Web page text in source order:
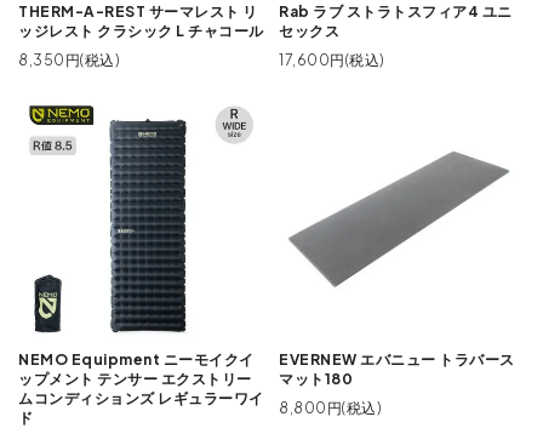
THERM-A-REST サーマレスト リ
ッジレスト クラシック L チャコール
8,350円(税込)
Rab ラブ ストラトスフィア4 ユニ
セックス
17,600円(税込)
NEMO Equipment ニーモイクイ
ップメント テンサー エクストリー
ムコンディションズ レギュラーワイ
ド
EVERNEW エバニュー トラバース
マット180
8,800円(税込)